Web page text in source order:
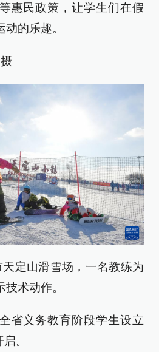
惠民政策，让学生们在假
的乐趣。
定山滑雪场，一名教练为
术动作。
省义务教育阶段学生设立
。